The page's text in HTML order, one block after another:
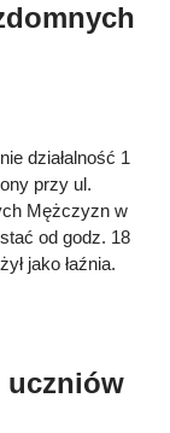
działalność 1
przy ul.
Mężczyzn w
od godz. 18
jako łaźnia.
uczniów